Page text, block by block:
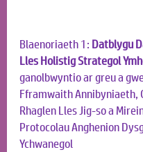
Blaenoriaeth 1: Datblygu
Lles Holistig Strategol
ganolbwyntio ar greu a
Fframwaith Annibyniaeth,
Rhaglen Lles Jig-so a
Protocolau Anghenion
Ychwanegol